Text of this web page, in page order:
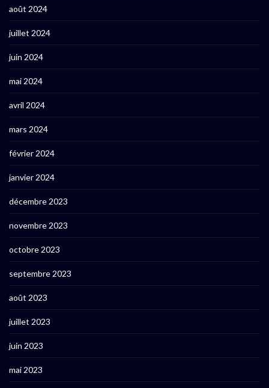
août 2024
juillet 2024
juin 2024
mai 2024
avril 2024
mars 2024
février 2024
janvier 2024
décembre 2023
novembre 2023
octobre 2023
septembre 2023
août 2023
juillet 2023
juin 2023
mai 2023